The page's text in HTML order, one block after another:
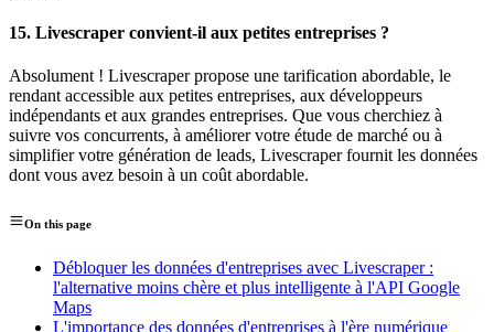
15. Livescraper convient-il aux petites entreprises ?
Absolument ! Livescraper propose une tarification abordable, le
rendant accessible aux petites entreprises, aux développeurs
indépendants et aux grandes entreprises. Que vous cherchiez à
suivre vos concurrents, à améliorer votre étude de marché ou à
simplifier votre génération de leads, Livescraper fournit les données
dont vous avez besoin à un coût abordable.
On this page
Débloquer les données d'entreprises avec Livescraper :
l'alternative moins chère et plus intelligente à l'API Google
Maps
L'importance des données d'entreprises à l'ère numérique